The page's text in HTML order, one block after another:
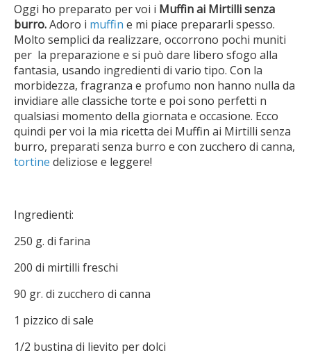
Oggi ho preparato per voi i Muffin ai Mirtilli senza
burro.Adoro i muffin e mi piace prepararli spesso.
Molto semplici da realizzare, occorrono pochi muniti
per la preparazione e si può dare libero sfogo alla
fantasia, usando ingredienti di vario tipo. Con la
morbidezza, fragranza e profumo non hanno nulla da
invidiare alle classiche torte e poi sono perfetti n
qualsiasi momento della giornata e occasione. Ecco
quindi per voi la mia ricetta dei Muffin ai Mirtilli senza
burro, preparati senza burro e con zucchero di canna,
tortine deliziose e leggere!
Ingredienti:
250 g. di farina
200 di mirtilli freschi
90 gr. di zucchero di canna
1 pizzico di sale
1/2 bustina di lievito per dolci